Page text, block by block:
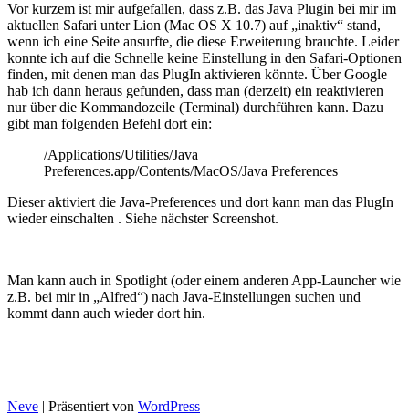
Vor kurzem ist mir aufgefallen, dass z.B. das Java Plugin bei mir im
aktuellen Safari unter Lion (Mac OS X 10.7) auf „inaktiv“ stand,
wenn ich eine Seite ansurfte, die diese Erweiterung brauchte. Leider
konnte ich auf die Schnelle keine Einstellung in den Safari-Optionen
finden, mit denen man das PlugIn aktivieren könnte. Über Google
hab ich dann heraus gefunden, dass man (derzeit) ein reaktivieren
nur über die Kommandozeile (Terminal) durchführen kann. Dazu
gibt man folgenden Befehl dort ein:
/Applications/Utilities/Java
Preferences.app/Contents/MacOS/Java Preferences
Dieser aktiviert die Java-Preferences und dort kann man das PlugIn
wieder einschalten . Siehe nächster Screenshot.
Man kann auch in Spotlight (oder einem anderen App-Launcher wie
z.B. bei mir in „Alfred“) nach Java-Einstellungen suchen und
kommt dann auch wieder dort hin.
Neve | Präsentiert von WordPress